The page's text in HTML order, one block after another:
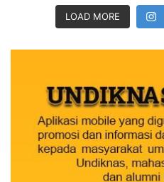
LOAD MORE